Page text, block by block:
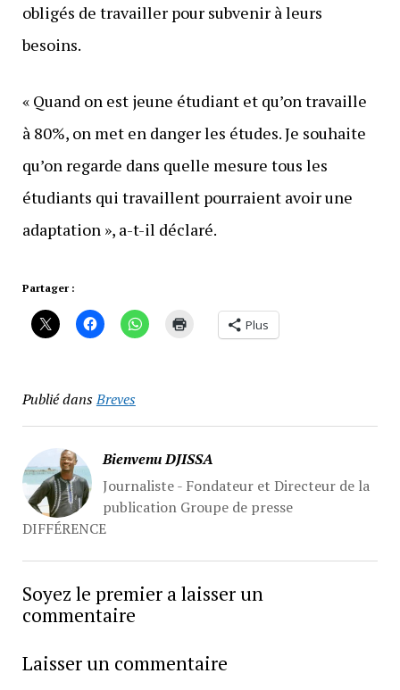
obligés de travailler pour subvenir à leurs
besoins.
« Quand on est jeune étudiant et qu’on travaille
à 80%, on met en danger les études. Je souhaite
qu’on regarde dans quelle mesure tous les
étudiants qui travaillent pourraient avoir une
adaptation », a-t-il déclaré.
Partager :
Plus
Publié dansBreves
Bienvenu DJISSA
Journaliste - Fondateur et Directeur de la
publication Groupe de presse
DIFFÉRENCE
Soyez le premier a laisser un
commentaire
Laisser un commentaire